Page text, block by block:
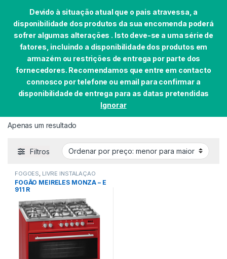
Devido à situação atual que o pais atravessa, a
disponibilidade dos produtos da sua encomenda poderá
sofrer algumas alterações . Isto deve-se a uma série de
fatores, incluindo a disponibilidade dos produtos em
armazém ou restrições de entrega por parte dos
fornecedores. Recomendamos que entre em contacto
connosco por telefone ou email para confirmar a
disponibilidade de entrega para as datas pretendidas
Ignorar
Skip to navigation
Skip to content
EAN do produto 5604409139245
5604409139245
Apenas um resultado
Filtros
FOGÕES LIVRE INSTALAÇÃO
FOGÃO MEIRELES MONZA – E
911 R